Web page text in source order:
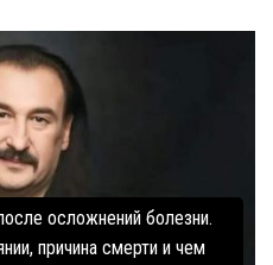
осложнений болезни.
причина смерти и чем